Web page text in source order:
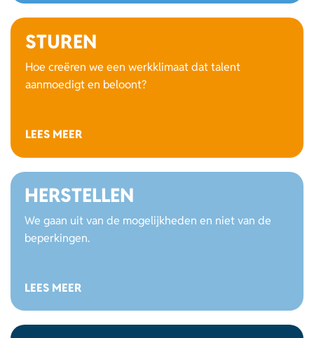
STUREN
Hoe creëren we een werkklimaat dat talent
aanmoedigt en beloont?
LEES MEER
HERSTELLEN
We gaan uit van de mogelijkheden en niet van de
beperkingen.
LEES MEER